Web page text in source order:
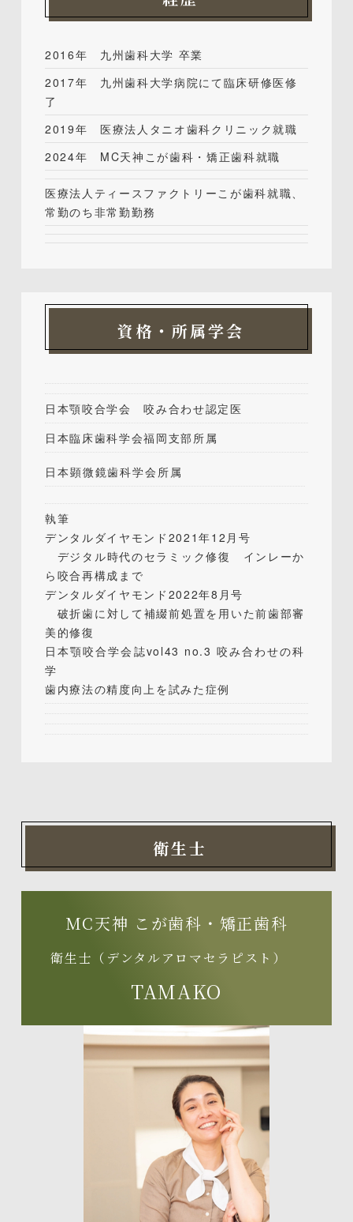
2016年 九州歯科大学 卒業
2017年 九州歯科大学病院にて臨床研修医修
了
2019年 医療法人タニオ歯科クリニック就職
2024年 MC天神こが歯科・矯正歯科就職
医療法人ティースファクトリーこが歯科就職、
常勤のち非常勤勤務
資格・所属学会
日本顎咬合学会 咬み合わせ認定医
日本臨床歯科学会福岡支部所属
日本顕微鏡歯科学会所属
執筆
デンタルダイヤモンド2021年12月号
デジタル時代のセラミック修復 インレーか
ら咬合再構成まで
デンタルダイヤモンド2022年8月号
破折歯に対して補綴前処置を用いた前歯部審
美的修復
日本顎咬合学会誌vol43 no.3 咬み合わせの科
学
歯内療法の精度向上を試みた症例
衛生士
MC天神 こが歯科・矯正歯科
衛生士（デンタルアロマセラピスト）
TAMAKO